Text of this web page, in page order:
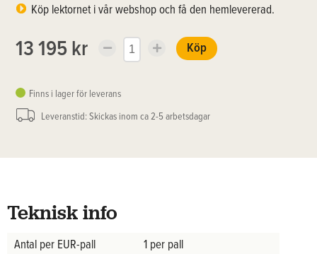
Köp lektornet i vår webshop och få den hemlevererad.
13 195 kr Köp
Finns i lager för leverans
Leveranstid: Skickas inom ca 2-5 arbetsdagar
Teknisk info
Antal per EUR-pall
1 per pall